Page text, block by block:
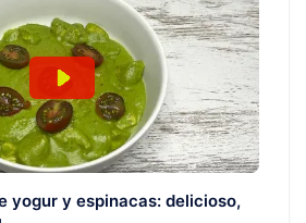
yogur y espinacas: delicioso,